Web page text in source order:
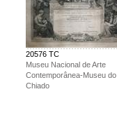
20576 TC
Museu Nacional de Arte
Contemporânea-Museu do
Chiado